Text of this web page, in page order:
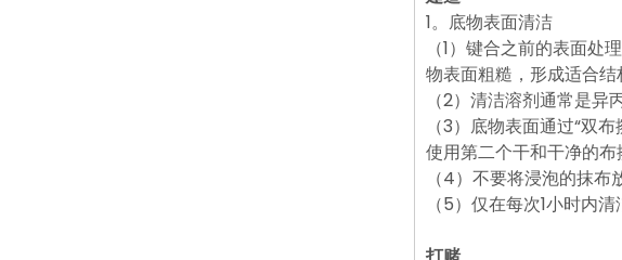
1。底物表面清洁
（1）键合之前的表面
物表面粗糙，形成适合
（2）清洁溶剂通常是
（3）底物表面通过“双
使用第二个干和干净的布
（4）不要将浸泡的抹
（5）仅在每次1小时内